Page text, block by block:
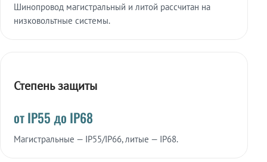
Шинопровод магистральный и литой рассчитан на
низковольтные системы.
Степень защиты
от IP55 до IP68
Магистральные — IP55/IP66, литые — IP68.